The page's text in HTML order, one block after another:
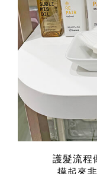
護髮流程